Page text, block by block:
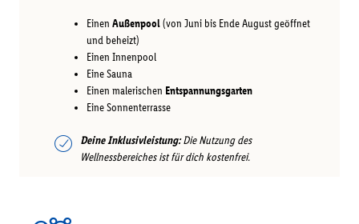
Einen Außenpool(von Juni bis Ende August geöffnet
und beheizt)
Einen Innenpool
Eine Sauna
Einen malerischen Entspannungsgarten
Eine Sonnenterrasse
Deine Inklusivleistung:Die Nutzung des
Wellnessbereiches ist für dich kostenfrei.